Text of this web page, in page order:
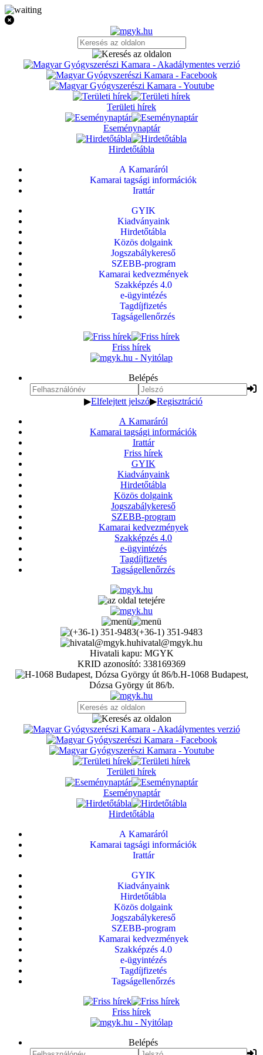
Területi hírek
Eseménynaptár
Hirdetőtábla
A Kamaráról
Kamarai tagsági információk
Irattár
GYIK
Kiadványaink
Hirdetőtábla
Közös dolgaink
Jogszabálykereső
SZEBB-program
Kamarai kedvezmények
Szakképzés 4.0
e-ügyintézés
Tagdíjfizetés
Tagságellenőrzés
Friss hírek
Belépés
▶Elfelejtett jelszó▶Regisztráció
A Kamaráról
Kamarai tagsági információk
Irattár
Friss hírek
GYIK
Kiadványaink
Hirdetőtábla
Közös dolgaink
Jogszabálykereső
SZEBB-program
Kamarai kedvezmények
Szakképzés 4.0
e-ügyintézés
Tagdíjfizetés
Tagságellenőrzés
(+36-1) 351-9483
hivatal@mgyk.hu
Hivatali kapu: MGYK
KRID azonosító: 338169369
H-1068 Budapest,
Dózsa György út 86/b.
Területi hírek
Eseménynaptár
Hirdetőtábla
A Kamaráról
Kamarai tagsági információk
Irattár
GYIK
Kiadványaink
Hirdetőtábla
Közös dolgaink
Jogszabálykereső
SZEBB-program
Kamarai kedvezmények
Szakképzés 4.0
e-ügyintézés
Tagdíjfizetés
Tagságellenőrzés
Friss hírek
Belépés